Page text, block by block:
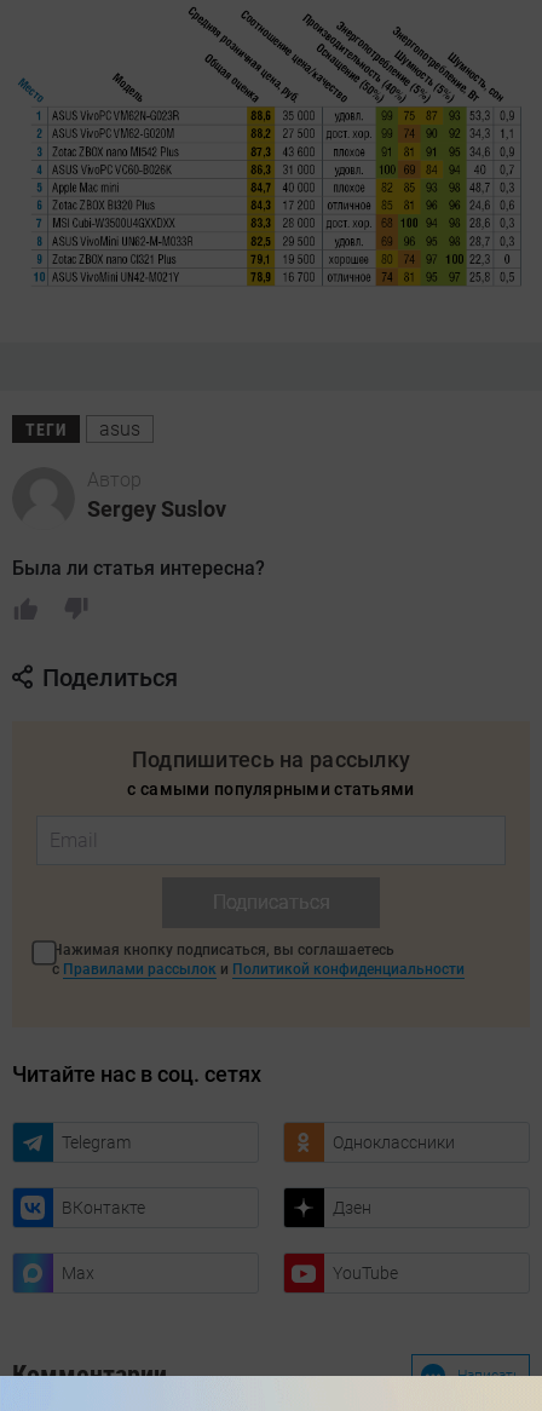
ТЕГИ asus
Автор
Sergey Suslov
Была ли статья интересна?
Поделиться
Подпишитесь на рассылку
с самыми популярными статьями
Нажимая кнопку подписаться, вы соглашаетесь
с Правилами рассылок и Политикой конфиденциальности
Читайте нас в соц. сетях
Telegram Одноклассники
ВКонтакте Дзен
Max YouTube
Комментарии Написать